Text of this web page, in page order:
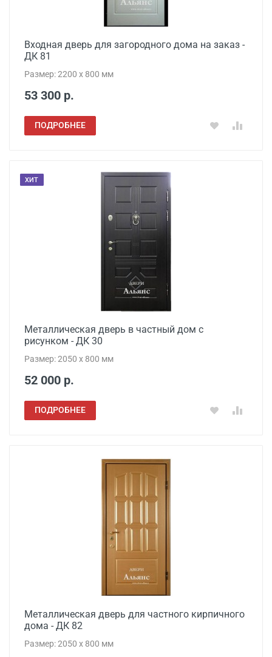
Входная дверь для загородного дома на заказ -
ДК 81
Размер: 2200 x 800 мм
53 300 р.
ПОДРОБНЕЕ
ХИТ
Металлическая дверь в частный дом с
рисунком - ДК 30
Размер: 2050 x 800 мм
52 000 р.
ПОДРОБНЕЕ
Металлическая дверь для частного кирпичного
дома - ДК 82
Размер: 2050 x 800 мм